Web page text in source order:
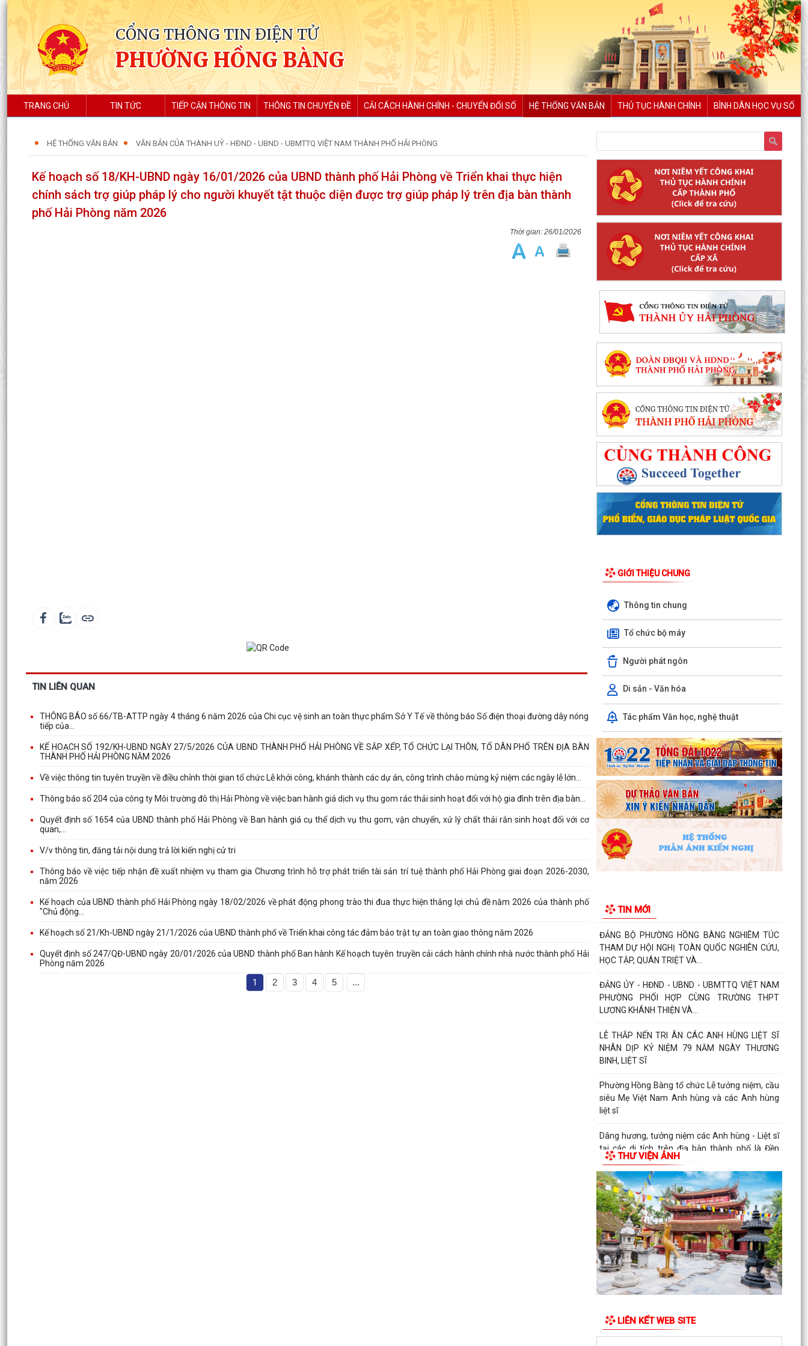
CỔNG THÔNG TIN ĐIỆN TỬ
PHƯỜNG HỒNG BÀNG
TRANG CHỦ TIN TỨC TIẾP CẬN THÔNG TIN THÔNG TIN CHUYÊN ĐỀ CẢI CÁCH HÀNH CHÍNH - CHUYỂN ĐỔI SỐ HỆ THỐNG VĂN BẢN THỦ TỤC HÀNH CHÍNH BÌNH DÂN HỌC VỤ SỐ
HỆ THỐNG VĂN BẢN VĂN BẢN CỦA THÀNH UỶ - HĐND - UBND - UBMTTQ VIỆT NAM THÀNH PHỐ HẢI PHÒNG
Kế hoạch số 18/KH-UBND ngày 16/01/2026 của UBND thành phố Hải Phòng về Triển khai thực hiện
chính sách trợ giúp pháp lý cho người khuyết tật thuộc diện được trợ giúp pháp lý trên địa bàn thành
phố Hải Phòng năm 2026
26/01/2026
TIN LIÊN QUAN
THÔNG BÁO số 66/TB-ATTP ngày 4 tháng 6 năm 2026 của Chi cục vệ sinh an toàn thực phẩm Sở Y Tế về thông báo Số điện thoại đường dây nóng
tiếp của...
KẾ HOẠCH SỐ 192/KH-UBND NGÀY 27/5/2026 CỦA UBND THÀNH PHỐ HẢI PHÒNG VỀ SẮP XẾP, TỔ CHỨC LẠI THÔN, TỔ DÂN PHỐ TRÊN ĐỊA BÀN
THÀNH PHỐ HẢI PHÒNG NĂM 2026
Về việc thông tin tuyên truyền về điều chỉnh thời gian tổ chức Lễ khởi công, khánh thành các dự án, công trình chào mừng kỷ niệm các ngày lễ lớn...
Thông báo số 204 của công ty Môi trường đô thị Hải Phòng về việc ban hành giá dịch vụ thu gom rác thải sinh hoạt đối với hộ gia đình trên địa bàn...
Quyết định số 1654 của UBND thành phố Hải Phòng về Ban hành giá cụ thể dịch vụ thu gom, vận chuyển, xử lý chất thải rắn sinh hoạt đối với cơ
quan,...
V/v thông tin, đăng tải nội dung trả lời kiến nghị cử tri
Thông báo về việc tiếp nhận đề xuất nhiệm vụ tham gia Chương trình hỗ trợ phát triển tài sản trí tuệ thành phố Hải Phòng giai đoạn 2026-2030,
năm 2026
Kế hoạch của UBND thành phố Hải Phòng ngày 18/02/2026 về phát động phong trào thi đua thực hiện thắng lợi chủ đề năm 2026 của thành phố
"Chủ động...
Kế hoạch số 21/Kh-UBND ngày 21/1/2026 của UBND thành phố về Triển khai công tác đảm bảo trật tự an toàn giao thông năm 2026
Quyết định số 247/QĐ-UBND ngày 20/01/2026 của UBND thành phố Ban hành Kế hoạch tuyên truyền cải cách hành chính nhà nước thành phố Hải
Phòng năm 2026
1 2 3 4 5 ...
GIỚI THIỆU CHUNG
Thông tin chung
Tổ chức bộ máy
Người phát ngôn
Di sản - Văn hóa
Tác phẩm Văn học, nghệ thuật
TIN MỚI
Phường Hồng Bàng tổng kết và trao giải Cuộc
thi chính luận về bảo vệ nền tảng tư tưởng của
Đảng năm...
PHƯỜNG HỒNG BÀNG NÂNG CAO CHẤT LƯỢNG
SINH HOẠT CHI BỘ TỪ CƠ SỞ
Trường Tiểu học Đinh Tiên Hoàng (phường
Hồng Bàng) tăng kiến thức, kỹ năng phòng
chống đuối nước...
Phường Hồng Bàng tập huấn kiến thức về an
toàn thực phẩm cho các cơ sở kinh doanh dịch
vụ ăn uống,...
THÁNG ĐẦU NĂM 2026
ĐẢNG BỘ PHƯỜNG HỒNG BÀNG NGHIÊM TÚC
THAM DỰ HỘI NGHỊ TOÀN QUỐC NGHIÊN CỨU,
HỌC TẬP, QUÁN TRIỆT VÀ...
ĐẢNG ỦY - HĐND - UBND - UBMTTQ VIỆT NAM
PHƯỜNG PHỐI HỢP CÙNG TRƯỜNG THPT
LƯƠNG KHÁNH THIỆN VÀ...
LỄ THẮP NẾN TRI ÂN CÁC ANH HÙNG LIỆT SĨ
NHÂN DỊP KỶ NIỆM 79 NĂM NGÀY THƯƠNG
BINH, LIỆT SĨ
Phường Hồng Bàng tổ chức Lễ tưởng niệm, cầu
siêu Mẹ Việt Nam Anh hùng và các Anh hùng
liệt sĩ
Dâng hương, tưởng niệm các Anh hùng - Liệt sĩ
tại các di tích trên địa bàn thành phố là Đền
thờ...
PHƯỜNG HỒNG BÀNG TỔ CHỨC HỘI NGHỊ SƠ
KẾT 6 THÁNG ĐẦU NĂM 2026 CÔNG TÁC BẢO
VỆ NỀN TẢNG TƯ TƯỞNG CỦA...
Hội Cựu CAND phường Hồng Bàng đi thăm, tặng
quà các gia đình thương binh, thân nhân liệt sỹ
CAND
Phường Hồng Bàng phát huy vai trò, nâng cao
TUỔI TRẺ PHƯỜNG HỒNG BÀNG TỔ CHỨC
THƯ VIỆN ẢNH
LIÊN KẾT WEB SITE